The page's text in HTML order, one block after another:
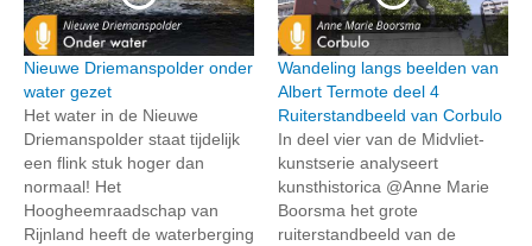
Nieuwe Driemanspolder onder
water gezet
Het water in de Nieuwe
Driemanspolder staat tijdelijk
een flink stuk hoger dan
normaal! Het
Hoogheemraadschap van
Rijnland heeft de waterberging
Wandeling langs beelden van
Albert Termote deel 4
Ruiterstandbeeld van Corbulo
In deel vier van de Midvliet-
kunstserie analyseert
kunsthistorica @Anne Marie
Boorsma het grote
ruiterstandbeeld van de